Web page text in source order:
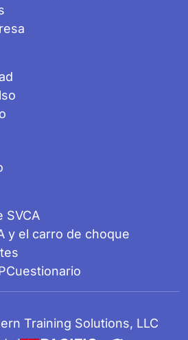
SVCA
y el carro de choque
Cuestionario
Training Solutions, LLC